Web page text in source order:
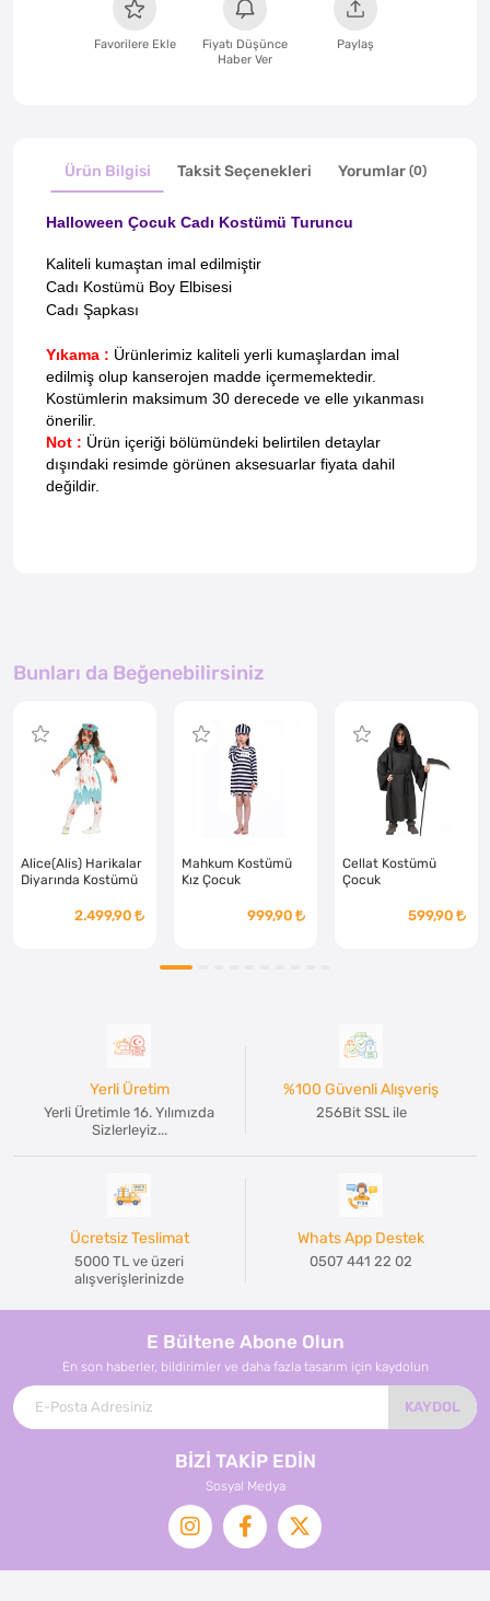
Favorilere Ekle
Fiyatı Düşünce
Haber Ver
Paylaş
Ürün Bilgisi Taksit Seçenekleri Yorumlar (0)
Halloween Çocuk Cadı Kostümü Turuncu
Kaliteli kumaştan imal edilmiştir
Cadı Kostümü Boy Elbisesi
Cadı Şapkası
Yıkama : Ürünlerimiz kaliteli yerli kumaşlardan imal
edilmiş olup kanserojen madde içermemektedir.
Kostümlerin maksimum 30 derecede ve elle yıkanması
önerilir.
Not : Ürün içeriği bölümündeki belirtilen detaylar
dışındaki resimde görünen aksesuarlar fiyata dahil
değildir.
Bunları da Beğenebilirsiniz
Alice(Alis) Harikalar
Diyarında Kostümü
2.499,90
Mahkum Kostümü
Kız Çocuk
999,90
Cellat Kostümü
Çocuk
599,90
Yerli Üretim
Yerli Üretimle 16. Yılımızda
Sizlerleyiz...
%100 Güvenli Alışveriş
256Bit SSL ile
Ücretsiz Teslimat
5000 TL ve üzeri
alışverişlerinizde
Whats App Destek
0507 441 22 02
E Bültene Abone Olun
En son haberler, bildirimler ve daha fazla tasarım için kaydolun
KAYDOL
BİZİ TAKİP EDİN
Sosyal Medya